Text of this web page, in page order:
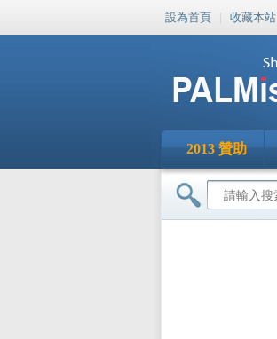
設為首頁 | 收藏本站
2013 贊助